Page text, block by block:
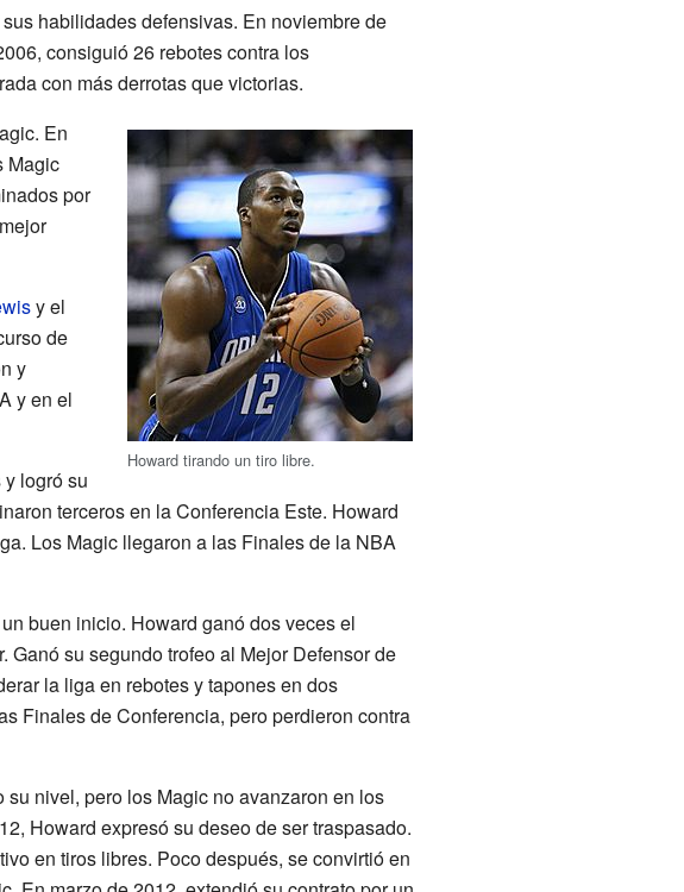
habilidades defensivas. En noviembre de
consiguió 26 rebotes contra los
con más derrotas que victorias.
Howard tirando un tiro libre.
En
Magic
por
y el
de
y
y en el
logró su
terceros en la Conferencia Este. Howard
Los Magic llegaron a las Finales de la NBA
buen inicio. Howard ganó dos veces el
Ganó su segundo trofeo al Mejor Defensor de
la liga en rebotes y tapones en dos
Finales de Conferencia, pero perdieron contra
nivel, pero los Magic no avanzaron en los
Howard expresó su deseo de ser traspasado.
en tiros libres. Poco después, se convirtió en